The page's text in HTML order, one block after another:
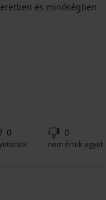
és minőségben
0 0
nem értek egyet